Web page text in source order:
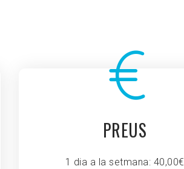
PREUS
1 dia a la setmana: 40,00€